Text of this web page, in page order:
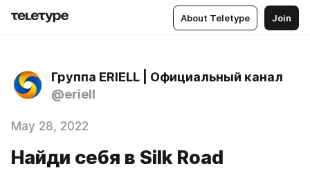
About Teletype Join
Группа ERIELL | Официальный канал
@eriell
May 28, 2022
Найди себя в Silk Road